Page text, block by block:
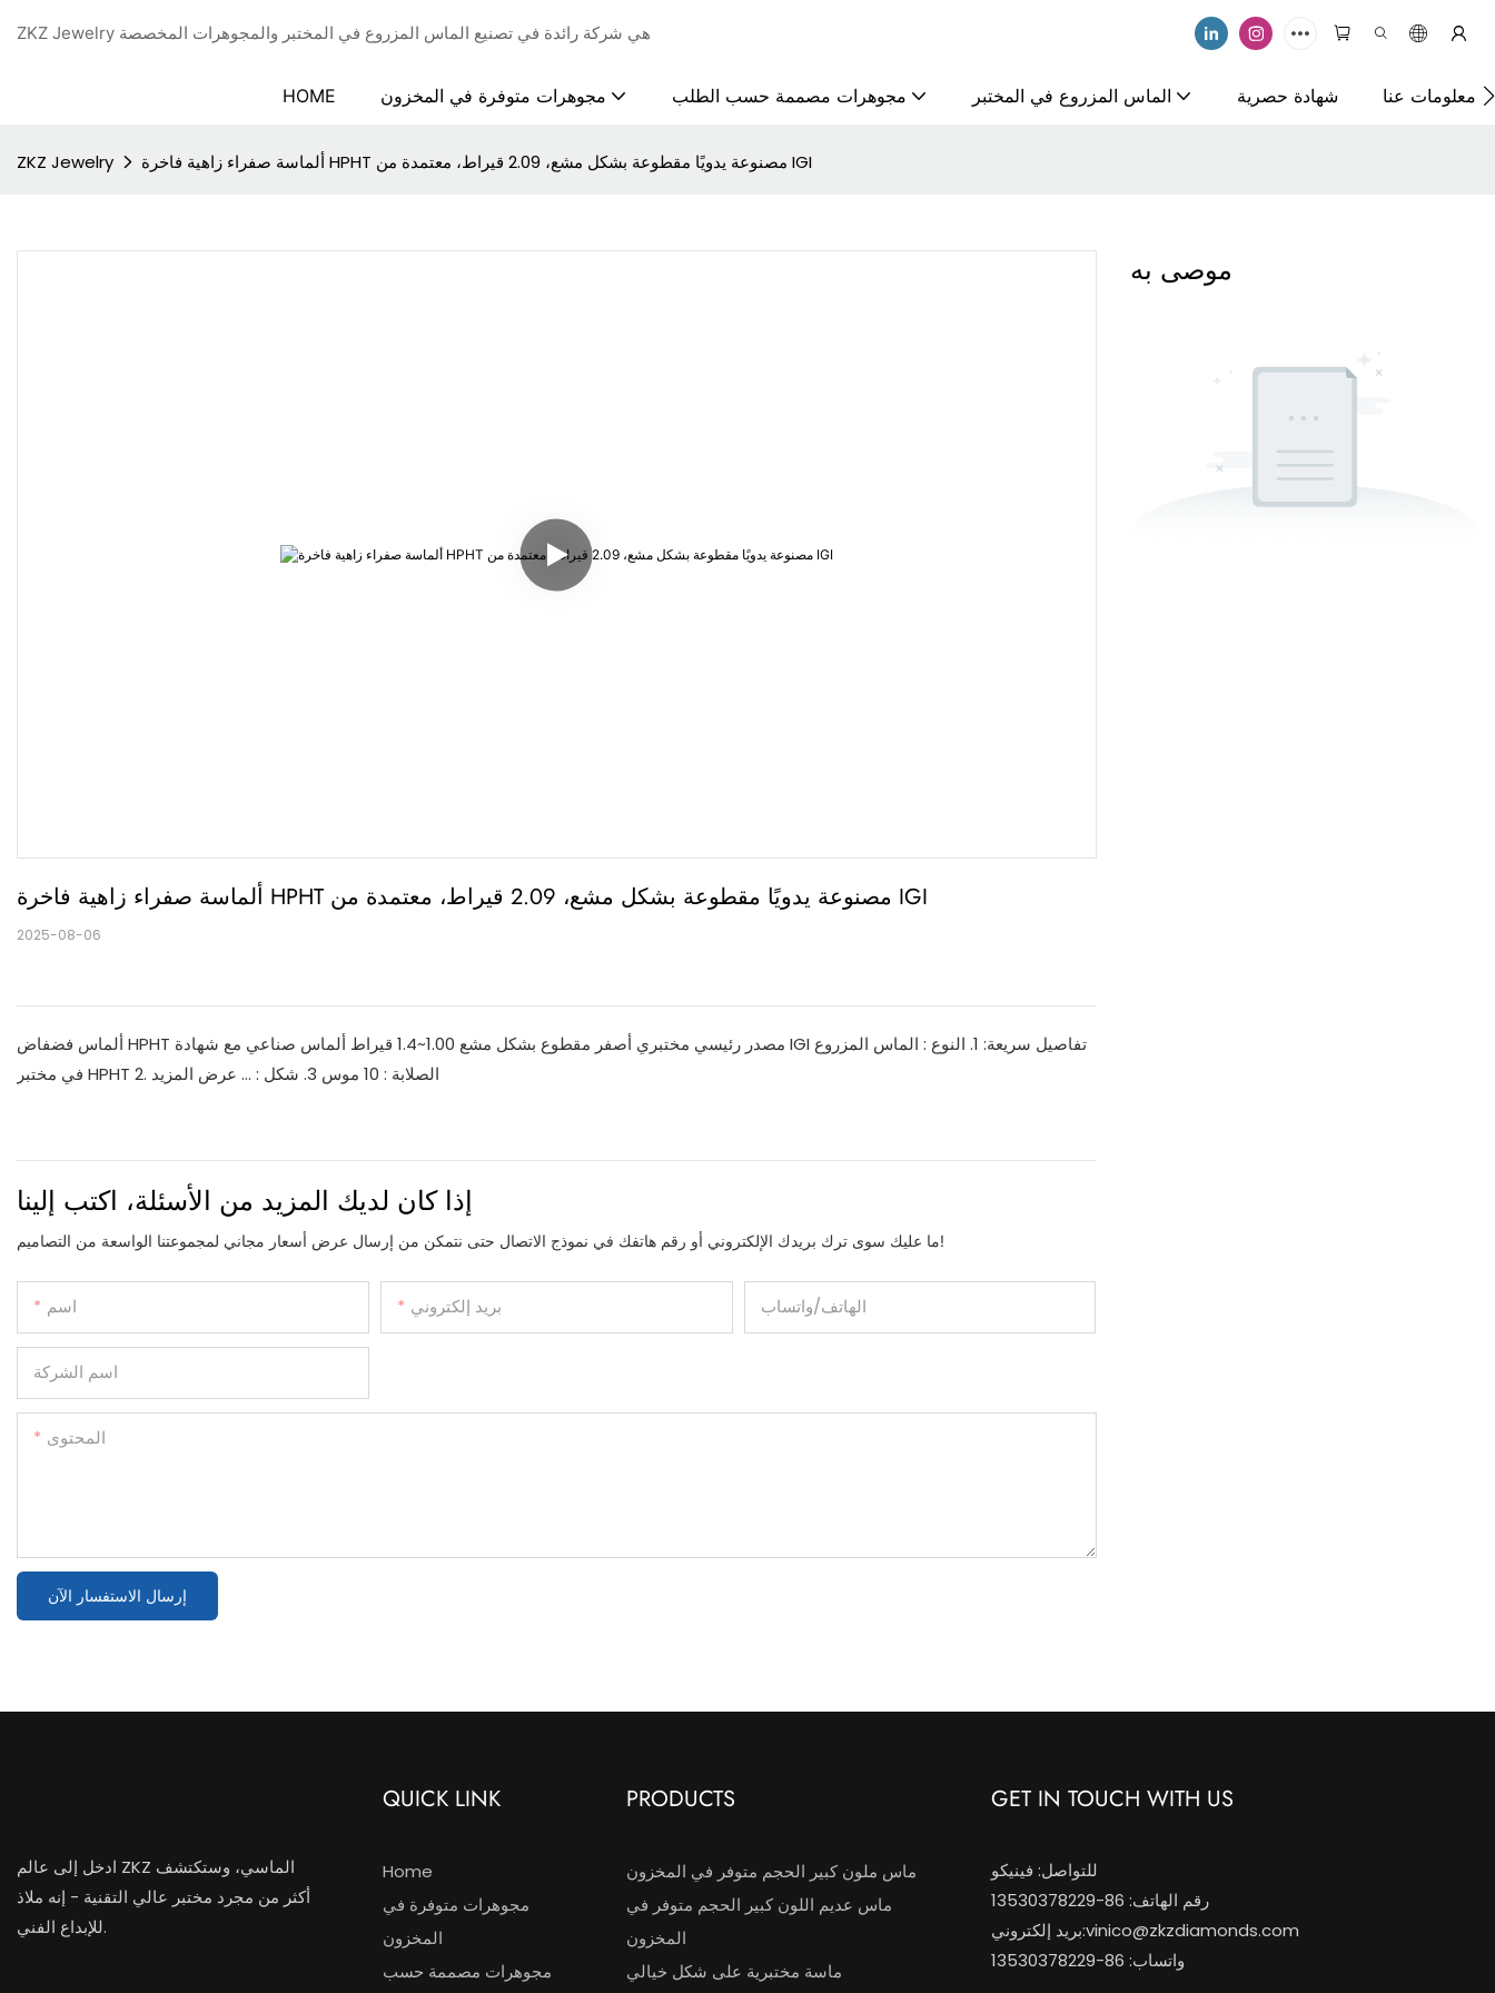
ZKZ Jewelry هي شركة رائدة في تصنيع الماس المزروع في المختبر والمجوهرات المخصصة
HOME مجوهرات متوفرة في المخزون مجوهرات مصممة حسب الطلب الماس المزروع في المختبر شهادة حصرية معلومات عنا
ZKZ Jewelry ألماسة صفراء زاهية فاخرة HPHT مصنوعة يدويًا مقطوعة بشكل مشع، 2.09 قيراط، معتمدة من IGI
ألماسة صفراء زاهية فاخرة HPHT مصنوعة يدويًا مقطوعة بشكل مشع، 2.09 قيراط، معتمدة من IGI
2025-08-06
ألماس فضفاض HPHT مصدر رئيسي مختبري أصفر مقطوع بشكل مشع 1.00~1.4 قيراط ألماس صناعي مع شهادة IGI تفاصيل سريعة: 1. النوع : الماس المزروع
في مختبر HPHT 2. الصلابة : 10 موس 3. شكل : ...
عرض المزيد
إذا كان لديك المزيد من الأسئلة، اكتب إلينا
ما عليك سوى ترك بريدك الإلكتروني أو رقم هاتفك في نموذج الاتصال حتى نتمكن من إرسال عرض أسعار مجاني لمجموعتنا الواسعة من التصاميم!
اسم بريد إلكتروني الهاتف/واتساب
اسم الشركة
المحتوى
إرسال الاستفسار الآن
موصى به
ادخل إلى عالم ZKZ الماسي، وستكتشف
أكثر من مجرد مختبر عالي التقنية - إنه ملاذ
للإبداع الفني.
QUICK LINK
Home
مجوهرات متوفرة في
المخزون
مجوهرات مصممة حسب
PRODUCTS
ماس ملون كبير الحجم متوفر في المخزون
ماس عديم اللون كبير الحجم متوفر في
المخزون
ماسة مختبرية على شكل خيالي
GET IN TOUCH WITH US
للتواصل: فينيكو
رقم الهاتف: 86-13530378229
بريد إلكتروني:vinico@zkzdiamonds.com
واتساب: 86-13530378229